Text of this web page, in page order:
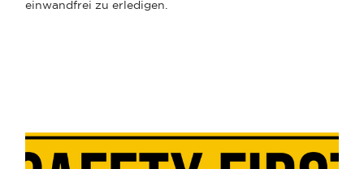
einwandfrei zu erledigen.